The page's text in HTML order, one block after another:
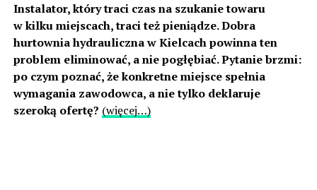
Instalator, który traci czas na szukanie towaru
w kilku miejscach, traci też pieniądze. Dobra
hurtownia hydrauliczna w Kielcach powinna ten
problem eliminować, a nie pogłębiać. Pytanie brzmi:
po czym poznać, że konkretne miejsce spełnia
wymagania zawodowca, a nie tylko deklaruje
szeroką ofertę? (więcej…)